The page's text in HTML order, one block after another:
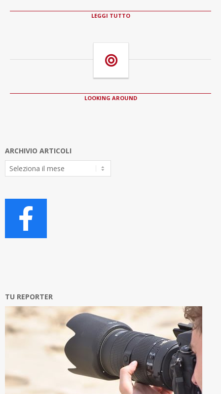
LEGGI TUTTO
LOOKING AROUND
ARCHIVIO ARTICOLI
Archivio
Articoli
TU REPORTER